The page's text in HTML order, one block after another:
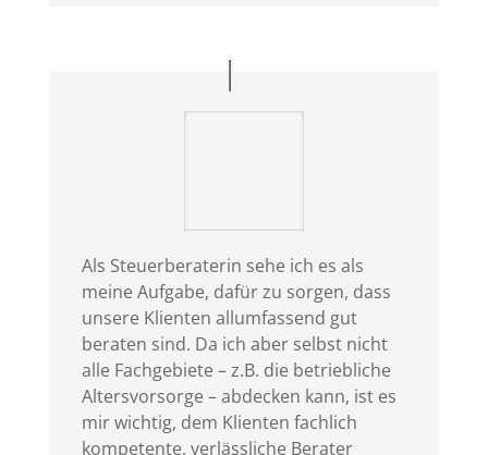
Als Steuerberaterin sehe ich es als
meine Aufgabe, dafür zu sorgen, dass
unsere Klienten allumfassend gut
beraten sind. Da ich aber selbst nicht
alle Fachgebiete – z.B. die betriebliche
Altersvorsorge – abdecken kann, ist es
mir wichtig, dem Klienten fachlich
kompetente, verlässliche Berater